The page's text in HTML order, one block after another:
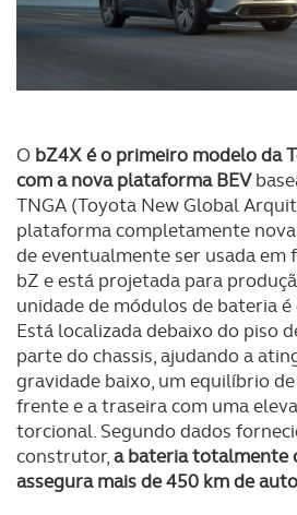
O bZ4X é o primeiro modelo da
com a nova plataforma BEV
TNGA (Toyota New Global
plataforma completamente
de eventualmente ser usada em
bZ e está projetada para
unidade de módulos de bateria
Está localizada debaixo do piso
parte do chassis, ajudando a
gravidade baixo, um equilíbrio
frente e a traseira com uma
torcional. Segundo dados
construtor,a bateria totalmente
assegura mais de 450 km de